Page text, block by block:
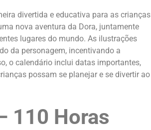
divertida e educativa para as crianças
nova aventura da Dora, juntamente
lugares do mundo. As ilustrações
da personagem, incentivando a
o calendário inclui datas importantes,
possam se planejar e se divertir ao
110 Horas